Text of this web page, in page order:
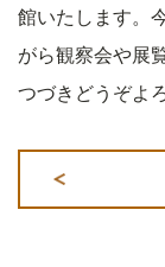
館いたします。
がら観察会や展
つづきどうぞよ